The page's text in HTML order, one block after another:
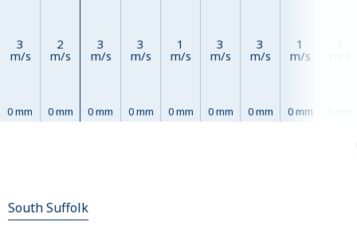
3
m/s
0 mm
2
m/s
0 mm
3
m/s
0 mm
3
m/s
0 mm
1
m/s
0 mm
3
m/s
0 mm
3
m/s
0 mm
1
m/s
0 mm
South Suffolk